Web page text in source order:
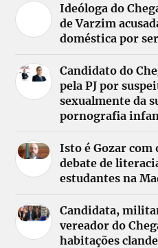
Ideóloga do
de Varzim
doméstica por
Candidato do
pela PJ por
sexualmente da
pornografia
Isto é Gozar com
debate de
estudantes na
Candidata,
vereador do
habitações